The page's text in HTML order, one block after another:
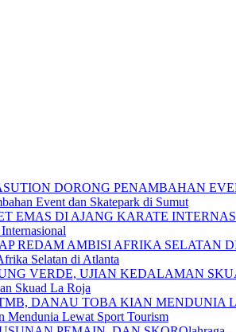
Event dan Skatepark di Sumut
Selatan di Atlanta
Skuad La Roja
Mendunia Lewat Sport Tourism